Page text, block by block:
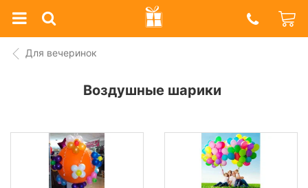
Prazdnik
Shop
Для вечеринок
Воздушные шарики